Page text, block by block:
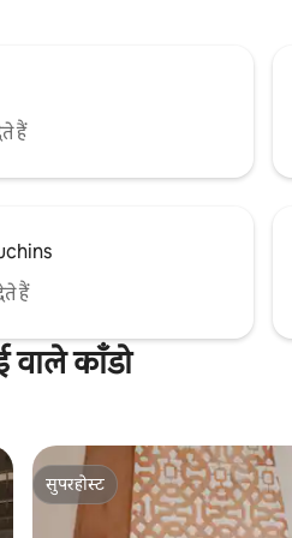
हैं
हैं
वाले काँडो
सुपरहोस्ट
सुपरहोस्ट